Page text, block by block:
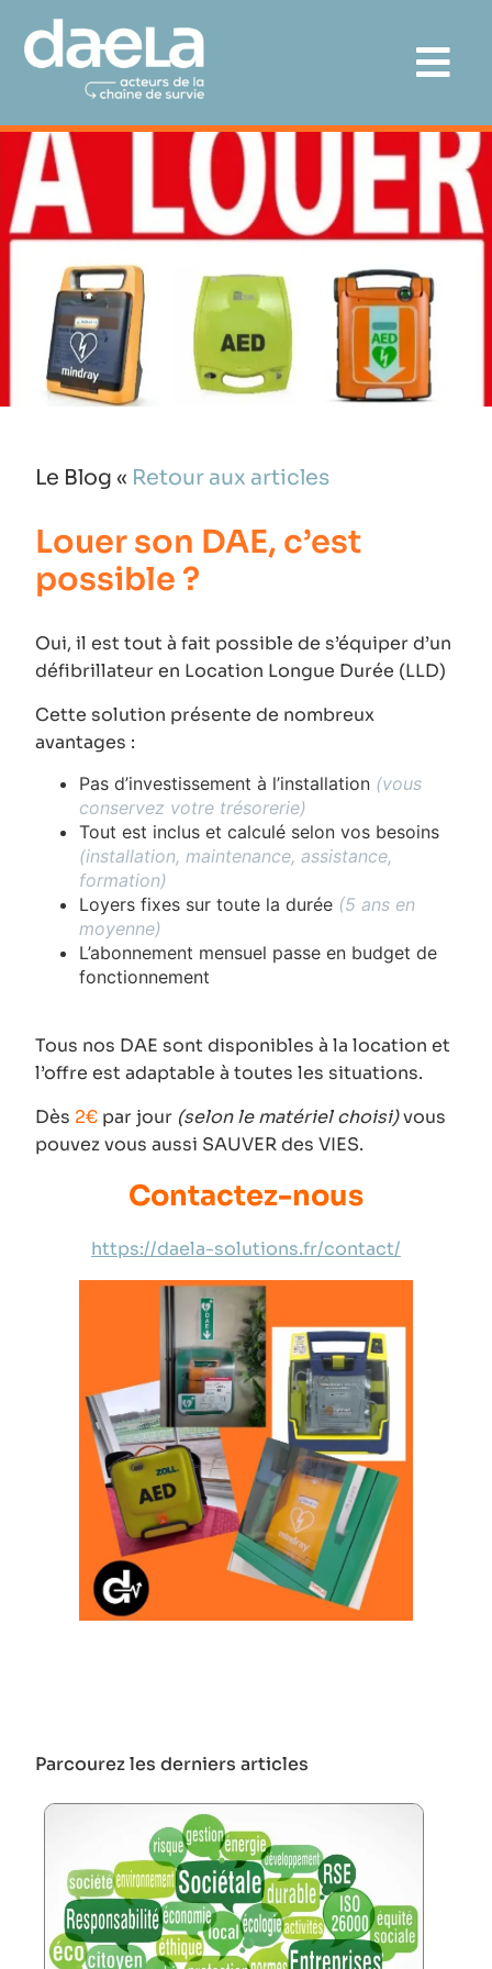
Le Blog « Retour aux articles
Louer son DAE, c’est
possible ?
Oui, il est tout à fait possible de s’équiper d’un
défibrillateur en Location Longue Durée (LLD)
Cette solution présente de nombreux
avantages :
Pas d’investissement à l’installation (vous
conservez votre trésorerie)
Tout est inclus et calculé selon vos besoins
(installation, maintenance, assistance,
formation)
Loyers fixes sur toute la durée (5 ans en
moyenne)
L’abonnement mensuel passe en budget de
fonctionnement
Tous nos DAE sont disponibles à la location et
l’offre est adaptable à toutes les situations.
Dès 2€ par jour (selon le matériel choisi)vous
pouvez vous aussi SAUVER des VIES.
Contactez-nous
https://daela-solutions.fr/contact/
Parcourez les derniers articles